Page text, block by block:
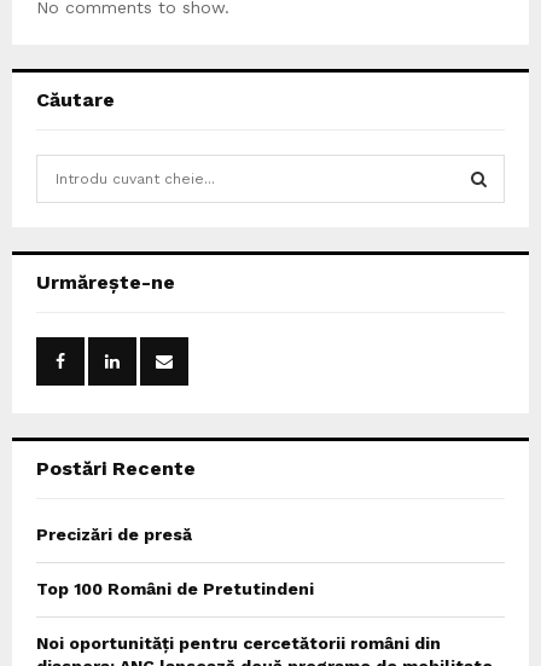
No comments to show.
Căutare
h
Urmărește-ne
Postări Recente
Precizări de presă
Top 100 Români de Pretutindeni
Noi oportunități pentru cercetătorii români din